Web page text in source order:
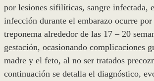
por lesiones sifilíticas, sangre infectada,
infección durante el embarazo ocurre
treponema alrededor de las 17 – 20
gestación, ocasionando complicaciones
madre y el feto, al no ser tratados
continuación se detalla el diagnóstico,